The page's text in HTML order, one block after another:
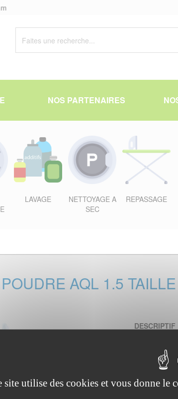
NOS PARTENAIRES
LAVAGE
NETTOYAGE A
SEC
REPASSAGE
AQL 1.5
DESCRIPTIF
GANTS
Gants
Etanchéité :
site utilise des cookies et vous donne le